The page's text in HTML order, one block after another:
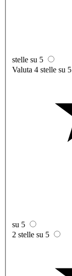
stelle su 5
Valuta 4 stelle su 5
su 5
2 stelle su 5